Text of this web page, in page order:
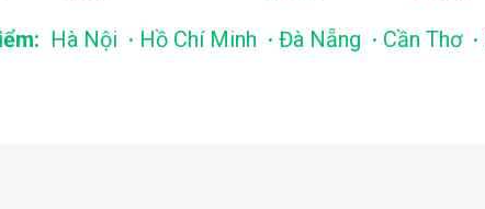
Hà Nội . Hồ Chí Minh . Đà Nẵng . Cần Thơ .